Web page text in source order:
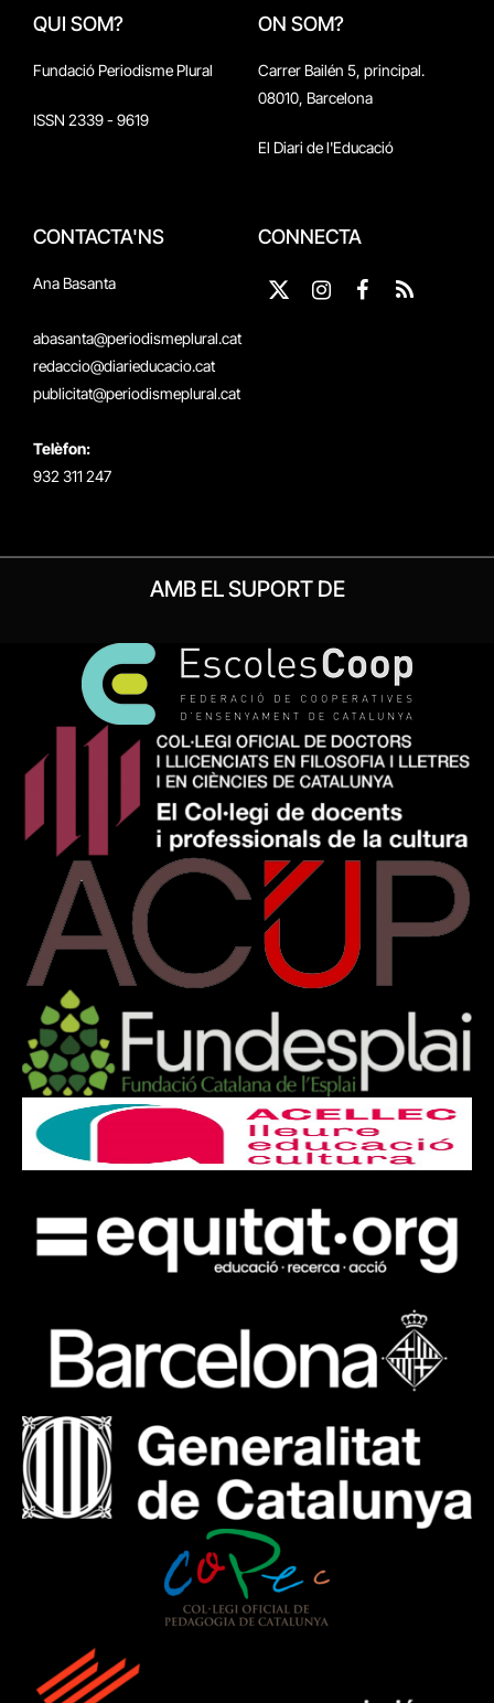
QUI SOM?
Fundació Periodisme Plural
ISSN 2339 - 9619
ON SOM?
Carrer Bailén 5, principal.
08010, Barcelona
El Diari de l'Educació
CONTACTA'NS
Ana Basanta
abasanta@periodismeplural.cat
redaccio@diarieducacio.cat
publicitat@periodismeplural.cat
Telèfon:
932 311 247
CONNECTA
X
Instagram
Facebook
RSS
AMB EL SUPORT DE